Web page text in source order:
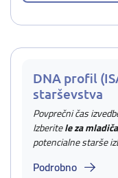
DNA profil
starševstva
Povprečni čas
Izberitele za mladiča
potencialne starše
Podrobno